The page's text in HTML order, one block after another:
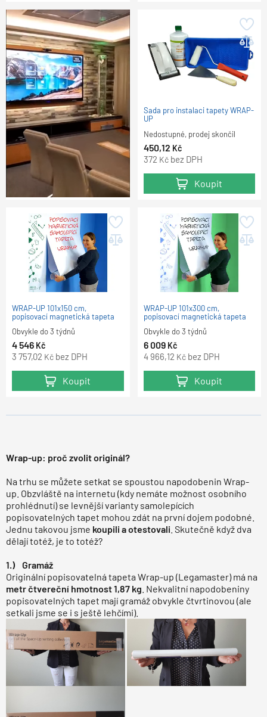
Sada pro instalaci tapety WRAP-
UP
Nedostupné, prodej skončil
450,12 Kč
372 Kč bez DPH
Koupit
WRAP-UP 101x150 cm,
popisovací magnetická tapeta
Obvykle do 3 týdnů
4 546 Kč
3 757,02 Kč bez DPH
Koupit
WRAP-UP 101x300 cm,
popisovací magnetická tapeta
Obvykle do 3 týdnů
6 009 Kč
4 966,12 Kč bez DPH
Koupit
Wrap-up: proč zvolit originál?
Na trhu se můžete setkat se spoustou napodobenin Wrap-
up. Obzvláště na internetu (kdy nemáte možnost osobního
prohlédnutí) se levnější varianty samolepících
popisovatelných tapet mohou zdát na první dojem podobné.
Jednu takovou jsme koupili a otestovali . Skutečně když dva
dělají totéž, je to totéž?
1.) Gramáž
Originální popisovatelná tapeta Wrap-up (Legamaster) má na
metr čtvereční hmotnost 1,87 kg . Nekvalitní napodobeniny
popisovatelných tapet mají gramáž obvykle čtvrtinovou (ale
setkali jsme se i s ještě lehčími).